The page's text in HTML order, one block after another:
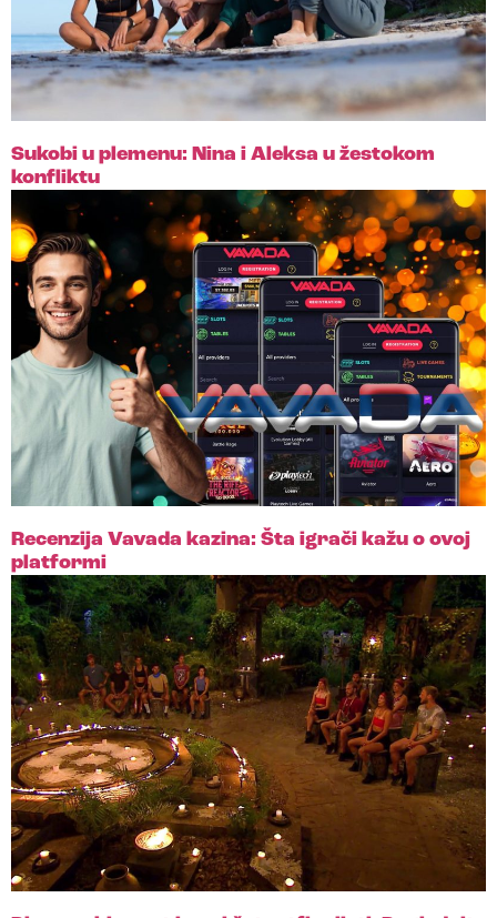
Sukobi u plemenu: Nina i Aleksa u žestokom
konfliktu
Recenzija Vavada kazina: Šta igrači kažu o ovoj
platformi